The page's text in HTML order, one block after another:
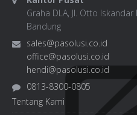
Graha DLA, Jl. Otto
Bandung
sales@pasolusi.co.id
office@pasolusi.co.id
hendi@pasolusi.co.id
0813-8300-0805
Tentang Kami